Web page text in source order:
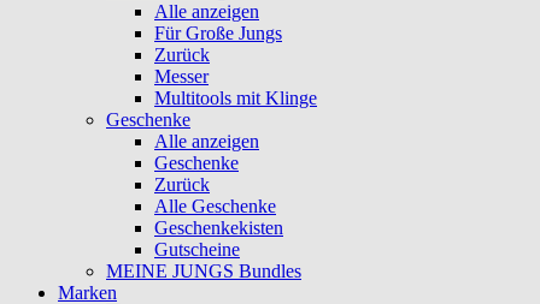
Alle anzeigen
Für Große Jungs
Zurück
Messer
Multitools mit Klinge
Geschenke
Alle anzeigen
Geschenke
Zurück
Alle Geschenke
Geschenkekisten
Gutscheine
MEINE JUNGS Bundles
Marken